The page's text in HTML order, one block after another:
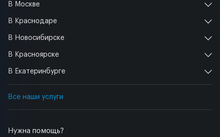
Нужна помощь?
В Москве
В Краснодаре
В Новосибирске
В Красноярске
В Екатеринбурге
Все наши услуги